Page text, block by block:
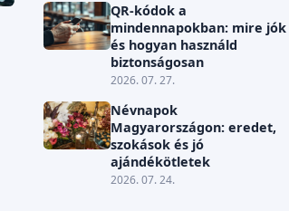
QR-kódok a
mindennapokban: mire jók
és hogyan használd
biztonságosan
2026. 07. 27.
Névnapok
Magyarországon: eredet,
szokások és jó
ajándékötletek
2026. 07. 24.